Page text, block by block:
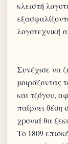
κλειστή
λογοτεχνική
Συνέχισε να
μοιράζοντας
και τζόγου,
παίρνει
χρονιά θα
Το 1809